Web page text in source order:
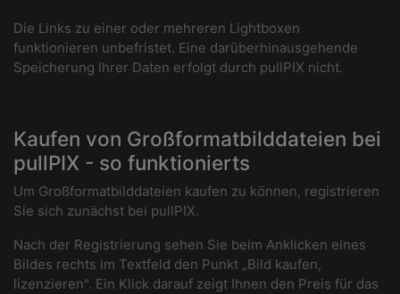
Die Links zu einer oder mehreren Lightboxen
funktionieren unbefristet. Eine darüberhinausgehende
Speicherung Ihrer Daten erfolgt durch pullPIX nicht.
Kaufen von Großformatbilddateien bei
pullPIX - so funktionierts
Um Großformatbilddateien kaufen zu können, registrieren
Sie sich zunächst bei pullPIX.
Nach der Registrierung sehen Sie beim Anklicken eines
Bildes rechts im Textfeld den Punkt „Bild kaufen,
lizenzieren". Ein Klick darauf zeigt Ihnen den Preis für das